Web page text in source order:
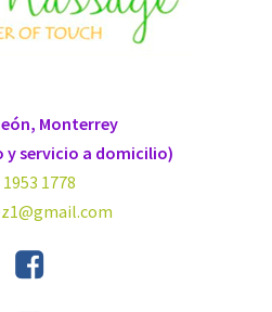
Monterrey
y servicio a domicilio)
1778